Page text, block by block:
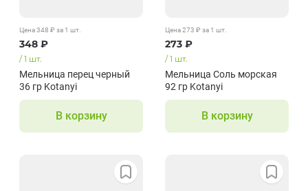
Цена348 ₽ за 1 шт.
348 ₽
/1 шт.
Мельница перец черный
36 гр Kotanyi
В корзину
Цена273 ₽ за 1 шт.
273 ₽
/1 шт.
Мельница Соль морская
92 гр Kotanyi
В корзину